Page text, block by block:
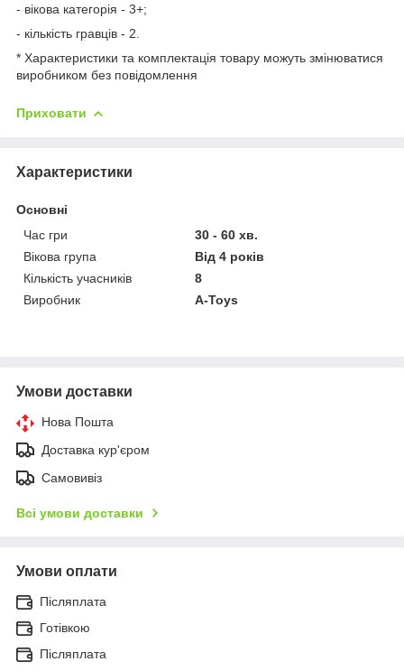
- вікова категорія - 3+;
- кількість гравців - 2.
* Характеристики та комплектація товару можуть змінюватися
виробником без повідомлення
Приховати
Характеристики
Основні
Час гри
30 - 60 хв.
Вікова група
Від 4 років
Кількість учасників
8
Виробник
A-Toys
Умови доставки
Нова Пошта
Доставка кур'єром
Самовивіз
Всі умови доставки
Умови оплати
Післяплата
Готівкою
Післяплата